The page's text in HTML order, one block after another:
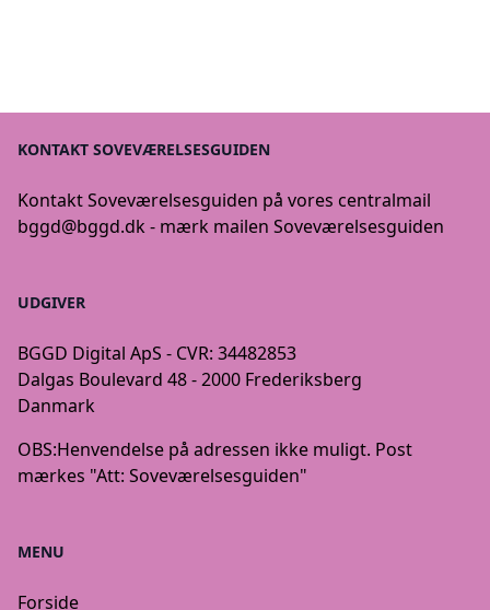
KONTAKT SOVEVÆRELSESGUIDEN
Kontakt Soveværelsesguiden på vores centralmail
bggd@bggd.dk- mærk mailen Soveværelsesguiden
UDGIVER
BGGD Digital ApS - CVR: 34482853
Dalgas Boulevard 48 - 2000 Frederiksberg
Danmark
OBS:Henvendelse på adressen ikke muligt. Post
mærkes "Att: Soveværelsesguiden"
MENU
Forside